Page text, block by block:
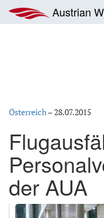
Inhalt
springen
Austrian
Österreich–28.07.2015
der AUA